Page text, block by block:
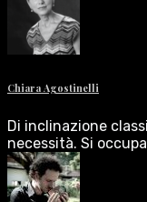
Chiara Agostinelli
Di inclinazione
necessità. Si